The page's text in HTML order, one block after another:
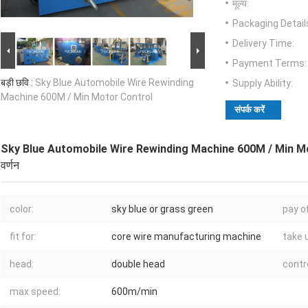
बड़ी छवि : Sky Blue Automobile Wire Rewinding
Machine 600M / Min Motor Control
मूल्य:
Packaging
Delivery Time:
Payment Terms:
Supply Ability:
संपर्क करें
Sky Blue Automobile Wire Rewinding Machine 600M / Min
वर्णन
color: sky blue or grass green pay
fit for: core wire manufacturing machine take
head: double head
max speed: 600m/min